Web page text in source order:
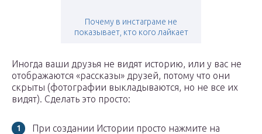
Почему в инстаграме не
показывает, кто кого лайкает
Иногда ваши друзья не видят историю, или у вас не
отображаются «рассказы» друзей, потому что они
скрыты (фотографии выкладываются, но не все их
видят). Сделать это просто:
При создании Истории просто нажмите на